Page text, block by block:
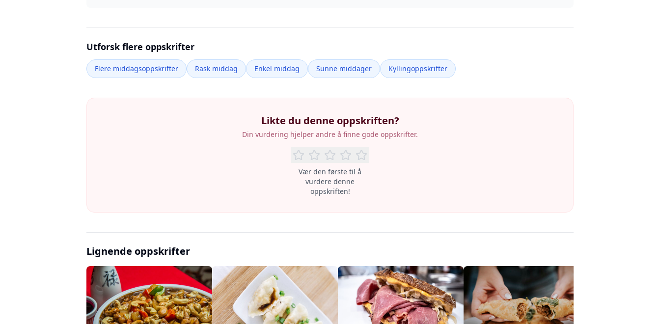
Utforsk flere oppskrifter
Flere middagsoppskrifter Rask middag Enkel middag Sunne middager Kyllingoppskrifter
Likte du denne oppskriften?
Din vurdering hjelper andre å finne gode oppskrifter.
Vær den første til å
vurdere denne
oppskriften!
Lignende oppskrifter